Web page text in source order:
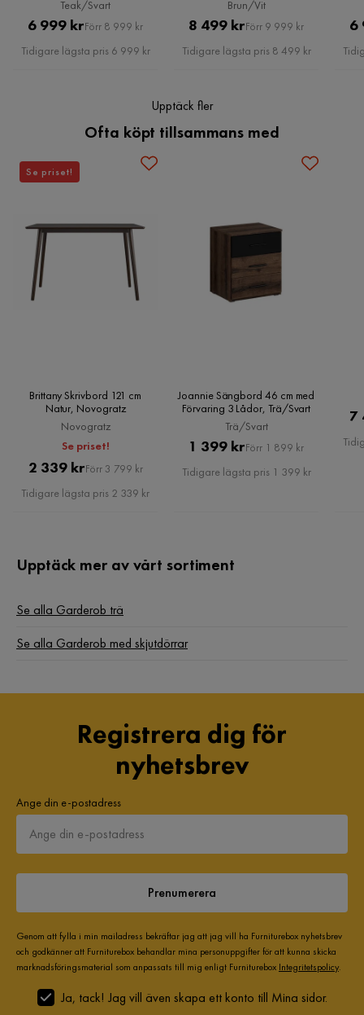
Färgnamn Spegel,Ek
Vikt
Serie
Teak/Svart
Pris
6 999 krOriginal
Pris
Förr 8 999 kr
Tidigare lägsta pris 6 999 kr
Brun/Vit
Pris
8 499 krOriginal
Pris
Förr 9 999 kr
Tidigare lägsta pris 8 499 kr
6
Upptäck fler
Ofta köpt tillsammans med
Brittany Skrivbord 121 cm
Natur, Novogratz
Novogratz
Se priset!
Pris
2 339 krOriginal
Pris
Förr 3 799 kr
Tidigare lägsta pris 2 339 kr
Se priset!
Joannie Sängbord 46 cm med
Förvaring 3 Lådor, Trä/Svart
Trä/Svart
Pris
1 399 krOriginal
Pris
Förr 1 899 kr
Tidigare lägsta pris 1 399 kr
7
Upptäck mer av vårt sortiment
Se alla Garderob trä
Se alla Garderob med skjutdörrar
Registrera dig för
nyhetsbrev
Ange din e-postadress
Prenumerera
Genom att fylla i min mailadress bekräftar jag att jag vill ha Furniturebox nyhetsbrev
och godkänner att Furniturebox behandlar mina personuppgifter för att kunna skicka
marknadsföringsmaterial som anpassats till mig enligt Furniturebox Integritetspolicy.
Ja, tack! Jag vill även skapa ett konto till Mina sidor.